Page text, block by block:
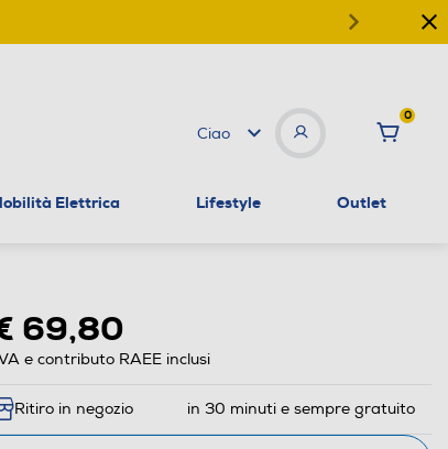
Ciao
0
Elettrica Lifestyle Outlet
69,80
e contributo RAEE inclusi
Ritiro in negozio in 30 minuti e sempre gratuito